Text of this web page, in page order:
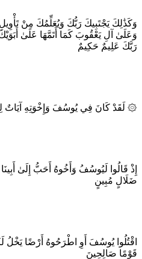
وَكَذَٰلِكَ يَجْتَبِيكَ رَبُّكَ وَيُعَلِّمُكَ مِنْ
وَعَلَىٰ آلِ يَعْقُوبَ كَمَا أَتَمَّهَا عَلَىٰ
رَبَّكَ عَلِيمٌ حَكِيمٌ
۞ لَقَدْ كَانَ فِي يُوسُفَ وَإِخْوَتِهِ آيَاتٌ
إِذْ قَالُوا لَيُوسُفُ وَأَخُوهُ أَحَبُّ إِلَىٰ
ضَلَالٍ مُبِينٍ
اقْتُلُوا يُوسُفَ أَوِ اطْرَحُوهُ أَرْضًا يَخْلُ
قَوْمًا صَالِحِينَ